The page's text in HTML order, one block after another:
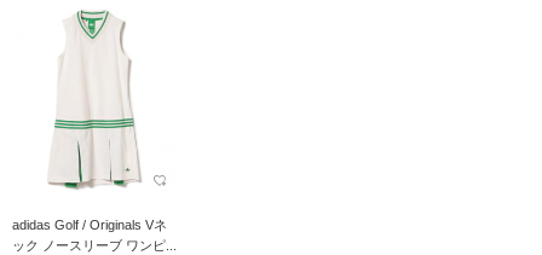
adidas Golf / Originals Vネ
ック ノースリーブ ワンピ...